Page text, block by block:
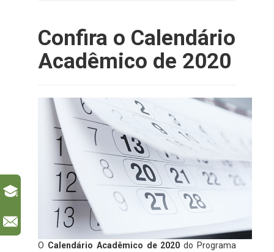
Confira o Calendário
Acadêmico de 2020
O Calendário Acadêmico de 2020 do Programa